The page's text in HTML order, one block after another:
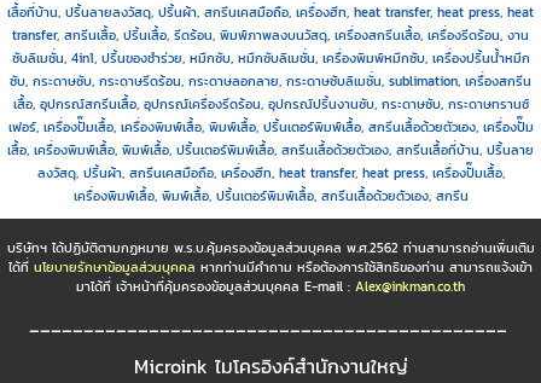
เสื้อที่บ้าน, ปริ้นลายลงวัสดุ, ปริ้นผ้า, สกรีนเคสมือถือ, เครื่องฮีท, heat transfer, heat press, heat
transfer, สกรีนเสื้อ, ปริ้นเสื้อ, รีดร้อน, พิมพ์ภาพลงบนวัสดุ, เครื่องสกรีนเสื้อ, เครื่องรีดร้อน, งาน
ซับลิเมชั่น, 4in1, ปริ้นของชำร่วย, หมึกซับ, หมึกซับลิเมชั่น, เครื่องพิมพ์หมึกซับ, เครื่องปริ้นน้ำหมึก
ซับ, กระดาษซับ, กระดาษรีดร้อน, กระดาษลอกลาย, กระดาษซับลิเมชั่น, sublimation, เครื่องสกรีน
เสื้อ, อุปกรณ์สกรีนเสื้อ, อุปกรณ์เครื่องรีดร้อน, อุปกรณ์ปริ้นงานซับ, กระดาษซับ, กระดาษทรานซ์
เฟอร์, เครื่องปั๊มเสื้อ, เครื่องพิมพ์เสื้อ, พิมพ์เสื้อ, ปริ้นเตอร์พิมพ์เสื้อ, สกรีนเสื้อด้วยตัวเอง, เครื่องปั๊ม
เสื้อ, เครื่องพิมพ์เสื้อ, พิมพ์เสื้อ, ปริ้นเตอร์พิมพ์เสื้อ, สกรีนเสื้อด้วยตัวเอง, สกรีนเสื้อที่บ้าน, ปริ้นลาย
ลงวัสดุ, ปริ้นผ้า, สกรีนเคสมือถือ, เครื่องฮีท, heat transfer, heat press, เครื่องปั๊มเสื้อ,
เครื่องพิมพ์เสื้อ, พิมพ์เสื้อ, ปริ้นเตอร์พิมพ์เสื้อ, สกรีนเสื้อด้วยตัวเอง, สกรีน
บริษัทฯ ได้ปฏิบัติตามกฏหมาย พ.ร.บ.คุ้มครองข้อมูลส่วนบุคคล พ.ศ.2562 ท่านสามารถอ่านเพิ่มเติม
ได้ที่ นโยบายรักษาข้อมูลส่วนบุคคล หากท่านมีคำถาม หรือต้องการใช้สิทธิของท่าน สามารถแจ้งเข้า
มาได้ที่ เจ้าหน้าที่คุ้มครองข้อมูลส่วนบุคคล E-mail : Alex@inkman.co.th
____________________________________________
Microink ไมโครอิงค์สำนักงานใหญ่